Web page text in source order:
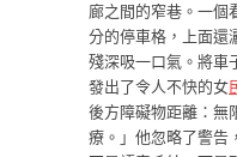
廊之間的窄巷。一個
分的停車格，上面還
殘深吸一口氣。將車
發出了令人不快的女
後方障礙物距離：無
療。」他忽略了警告